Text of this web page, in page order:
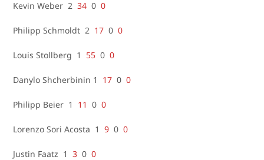
Kevin Weber 234 00
Philipp Schmoldt 2 17 00
Louis Stollberg 1 55 00
Danylo Shcherbinin 1 17 00
Philipp Beier 1 11 00
Lorenzo Sori Acosta 19 00
Justin Faatz 13 00